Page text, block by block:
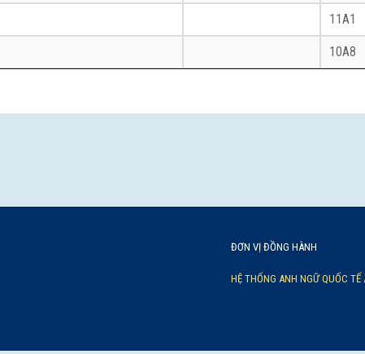
11A1
10A8
ĐƠN VỊ ĐỒNG HÀNH
HỆ THỐNG ANH NGỮ QUỐC TẾ